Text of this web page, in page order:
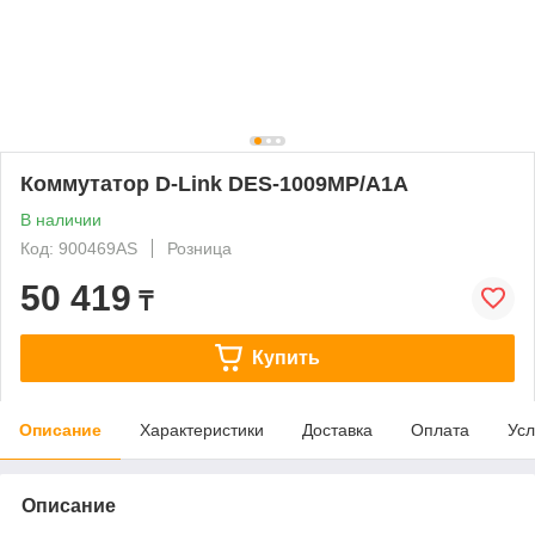
Коммутатор D-Link DES-1009MP/A1A
В наличии
Код: 900469AS
Розница
50 419 ₸
Купить
Описание Характеристики Доставка Оплата
Описание